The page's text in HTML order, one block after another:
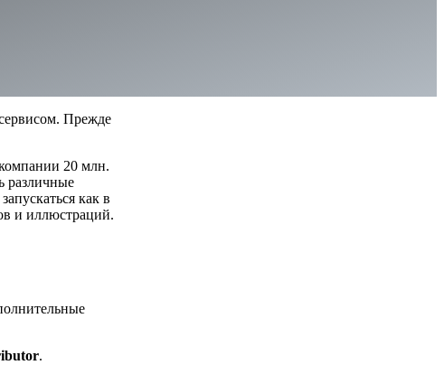
Прежде
20 млн.
различные
как в
и иллюстраций.
.